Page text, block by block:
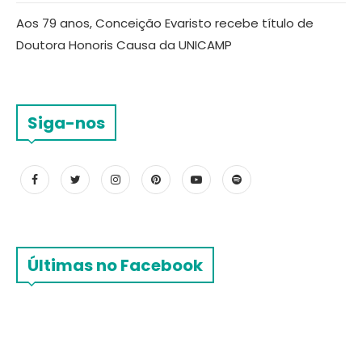
Aos 79 anos, Conceição Evaristo recebe título de
Doutora Honoris Causa da UNICAMP
Siga-nos
Últimas no Facebook